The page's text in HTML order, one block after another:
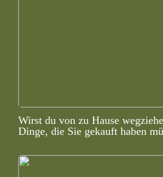
Wirst du von zu Hause
Dinge, die Sie gekauft haben